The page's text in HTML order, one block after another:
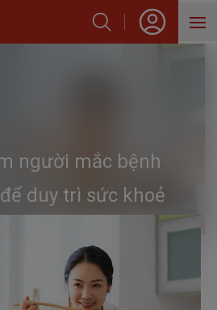
người mắc bệnh
duy trì sức khoẻ